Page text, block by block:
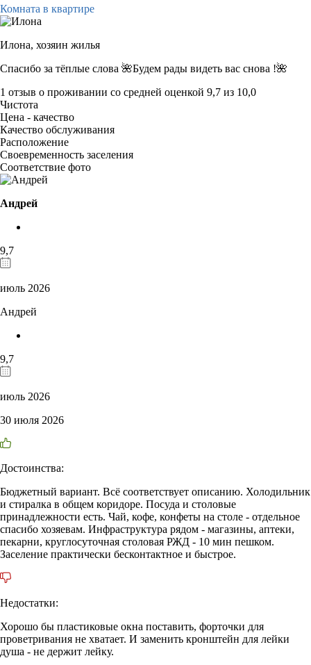
Комната в квартире
Илона, хозяин жилья
Спасибо за тёплые слова 🌺Будем рады видеть вас снова !🌺
1 отзыв о проживании со средней оценкой 9,7 из 10,0
Чистота
Цена - качество
Качество обслуживания
Расположение
Своевременность заселения
Соответствие фото
Андрей
9,7
июль 2026
Андрей
9,7
июль 2026
30 июля 2026
Достоинства:
Бюджетный вариант. Всё соответствует описанию. Холодильник
и стиралка в общем коридоре. Посуда и столовые
принадлежности есть. Чай, кофе, конфеты на столе - отдельное
спасибо хозяевам. Инфраструктура рядом - магазины, аптеки,
пекарни, круглосуточная столовая РЖД - 10 мин пешком.
Заселение практически бесконтактное и быстрое.
Недостатки:
Хорошо бы пластиковые окна поставить, форточки для
проветривания не хватает. И заменить кронштейн для лейки
душа - не держит лейку.